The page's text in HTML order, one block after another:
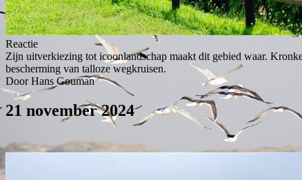
Reactie
Zijn uitverkiezing tot icoonlandschap maakt dit gebied waar.
bescherming van talloze wegkruisen.
Door Hans Gouman
21 november 2024